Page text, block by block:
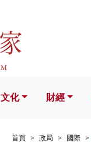
文化 財經
首頁 政局 國際